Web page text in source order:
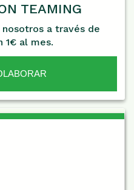
TEAMING
a través de
1€ al mes.